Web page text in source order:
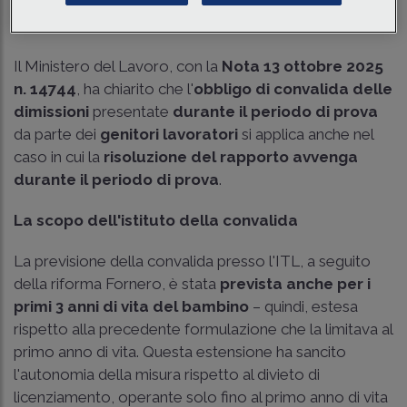
Il Ministero del Lavoro, con la Nota 13 ottobre 2025
n. 14744 , ha chiarito che l'obbligo di convalida delle
dimissioni presentate durante il periodo di prova
da parte dei genitori lavoratori si applica anche nel
caso in cui la risoluzione del rapporto avvenga
durante il periodo di prova.
La scopo dell'istituto della convalida
La previsione della convalida presso l'ITL, a seguito
della riforma Fornero, è stata prevista anche per i
primi 3 anni di vita del bambino – quindi, estesa
rispetto alla precedente formulazione che la limitava al
primo anno di vita. Questa estensione ha sancito
l'autonomia della misura rispetto al divieto di
licenziamento, operante solo fino al primo anno di vita